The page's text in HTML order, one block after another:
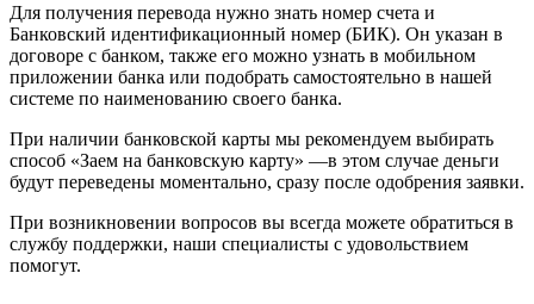
Для получения перевода нужно знать номер счета и
Банковский идентификационный номер (БИК). Он указан в
договоре с банком, также его можно узнать в мобильном
приложении банка или подобрать самостоятельно в нашей
системе по наименованию своего банка.
При наличии банковской карты мы рекомендуем выбирать
способ «Заем на банковскую карту» —в этом случае деньги
будут переведены моментально, сразу после одобрения заявки.
При возникновении вопросов вы всегда можете обратиться в
службу поддержки, наши специалисты с удовольствием
помогут.